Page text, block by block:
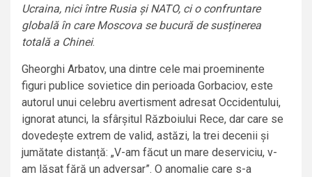
Ucraina, nici între Rusia și NATO, ci o confruntare
globală în care Moscova se bucură de susținerea
totală a Chinei.
Gheorghi Arbatov, una dintre cele mai proeminente
figuri publice sovietice din perioada Gorbaciov, este
autorul unui celebru avertisment adresat Occidentului,
ignorat atunci, la sfârșitul Războiului Rece, dar care se
dovedește extrem de valid, astăzi, la trei decenii și
jumătate distanță: „V-am făcut un mare deserviciu, v-
am lăsat fără un adversar”. O anomalie care s-a